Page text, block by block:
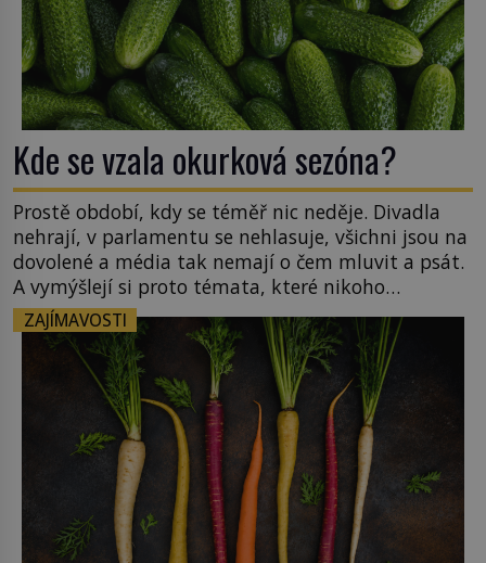
Kde se vzala okurková sezóna?
Prostě období, kdy se téměř nic neděje. Divadla
nehrají, v parlamentu se nehlasuje, všichni jsou na
dovolené a média tak nemají o čem mluvit a psát.
A vymýšlejí si proto témata, které nikoho
nezajímají. Proč je však ona letní doba spojovaná
zrovna s okurkami? Okurkovou sezónu známe už
od poloviny 19. století, ovšem jako Češi […]
ZAJÍMAVOSTI